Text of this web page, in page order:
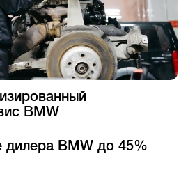
BMW
дилера BMW до 45%